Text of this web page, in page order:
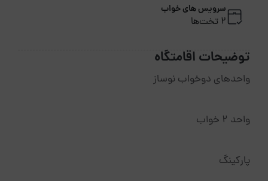
سرویس های خواب
2 تخت‌ها
توضیحات اقامتگاه
واحدهای دوخواب نوساز
واحد 2 خواب
پارکینگ